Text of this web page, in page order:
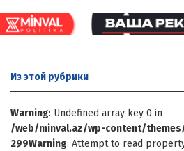
Из этой рубрики
Warning: Undefined array key 0 in
/web/minval.az/wp-content/
299Warning: Attempt to read